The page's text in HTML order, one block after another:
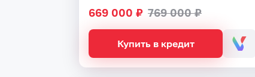
669 000 ₽ 769 000 ₽
Купить в кредит